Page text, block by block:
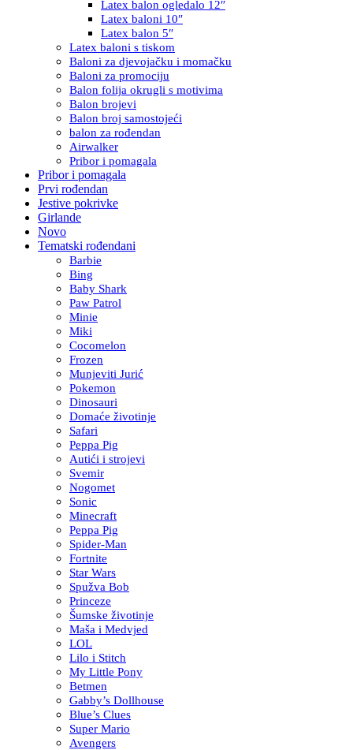
Latex balon ogledalo 12″
Latex baloni 10″
Latex balon 5″
Latex baloni s tiskom
Baloni za djevojačku i momačku
Baloni za promociju
Balon folija okrugli s motivima
Balon brojevi
Balon broj samostojeći
balon za rođendan
Airwalker
Pribor i pomagala
Pribor i pomagala
Prvi rođendan
Jestive pokrivke
Girlande
Novo
Tematski rođendani
Barbie
Bing
Baby Shark
Paw Patrol
Minie
Miki
Cocomelon
Frozen
Munjeviti Jurić
Pokemon
Dinosauri
Domaće životinje
Safari
Peppa Pig
Autići i strojevi
Svemir
Nogomet
Sonic
Minecraft
Peppa Pig
Spider-Man
Fortnite
Star Wars
Spužva Bob
Princeze
Šumske životinje
Maša i Medvjed
LOL
Lilo i Stitch
My Little Pony
Betmen
Gabby’s Dollhouse
Blue’s Clues
Super Mario
Avengers